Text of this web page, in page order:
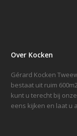
Over Kocken
Gérard Kocken
bestaat uit ruim
kunt u terecht bij
eens kijken en laat u